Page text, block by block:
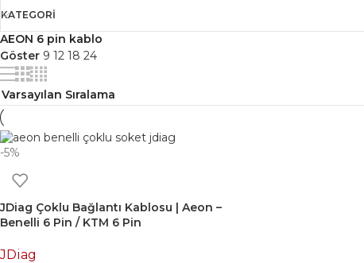
KATEGORI
AEON 6 pin kablo
Göster 9 12 18 24
-5%
JDiag Çoklu Bağlantı Kablosu | Aeon –
Benelli 6 Pin / KTM 6 Pin
JDiag